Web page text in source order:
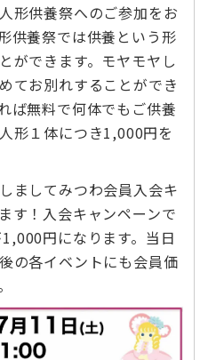
形供養祭へのご参加をお
供養祭では供養という形
ができます。モヤモヤし
てお別れすることができ
ば無料で何体でもご供養
形１体につき1,000円を
ましてみつわ会員入会キ
す！入会キャンペーンで
円になります。当日
の各イベントにも会員価